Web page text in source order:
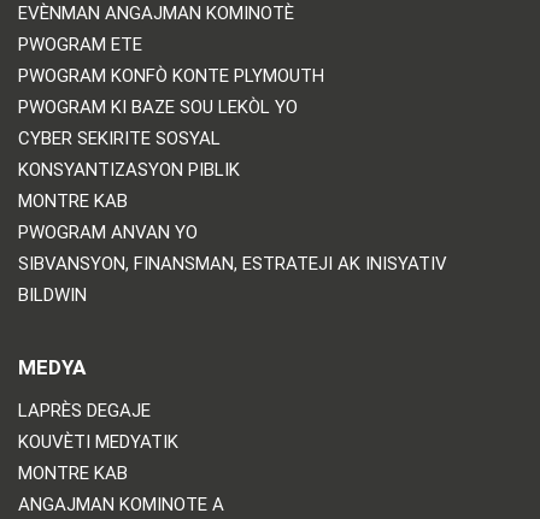
EVÈNMAN ANGAJMAN KOMINOTÈ
PWOGRAM ETE
PWOGRAM KONFÒ KONTE PLYMOUTH
PWOGRAM KI BAZE SOU LEKÒL YO
CYBER SEKIRITE SOSYAL
KONSYANTIZASYON PIBLIK
MONTRE KAB
PWOGRAM ANVAN YO
SIBVANSYON, FINANSMAN, ESTRATEJI AK INISYATIV
BILDWIN
MEDYA
LAPRÈS DEGAJE
KOUVÈTI MEDYATIK
MONTRE KAB
ANGAJMAN KOMINOTE A